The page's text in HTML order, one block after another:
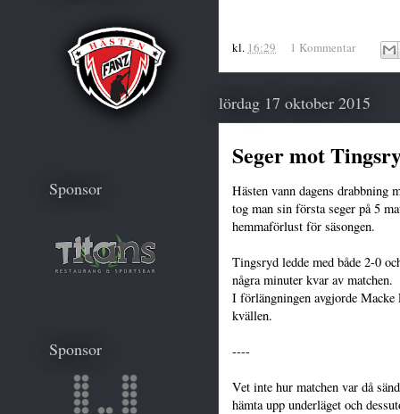
kl. 16:29 1 Kommentar
lördag 17 oktober 2015
Seger mot
Hästen vann dagens
tog man sin första seger på 5
hemmaförlust för säsongen.
Tingsryd ledde med både 2-0
några minuter kvar av matchen.
I förlängningen avgjorde
kvällen.
----
Vet inte hur matchen var då
hämta upp underläget och
Sponsor
Sponsor